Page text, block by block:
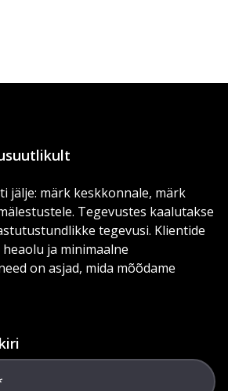
jälje: märk keskkonnale, märk
Tegevustes kaalutakse
tegevusi. Klientide
ja minimaalne
on asjad, mida mõõdame